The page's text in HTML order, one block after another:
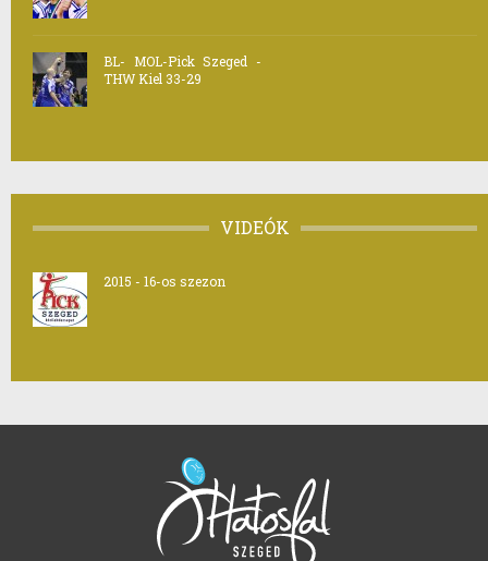
BL- MOL-Pick Szeged -
THW Kiel 33-29
VIDEÓK
2015 - 16-os szezon